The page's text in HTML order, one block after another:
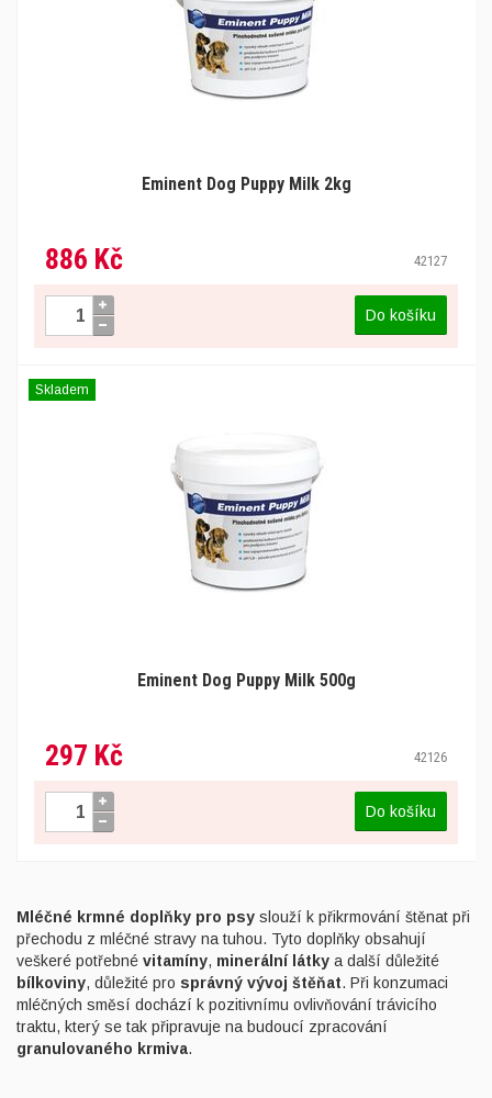
Eminent Dog Puppy Milk 2kg
886 Kč 42127
Do košíku
Eminent Dog Puppy Milk 500g
297 Kč 42126
Skladem
Do košíku
Mléčné krmné doplňky pro psy slouží k přikrmování štěnat při
přechodu z mléčné stravy na tuhou. Tyto doplňky obsahují
veškeré potřebné vitamíny, minerální látky a další důležité
bílkoviny, důležité pro správný vývoj štěňat. Při konzumaci
mléčných směsí dochází k pozitivnímu ovlivňování trávicího
traktu, který se tak připravuje na budoucí zpracování
granulovaného krmiva.